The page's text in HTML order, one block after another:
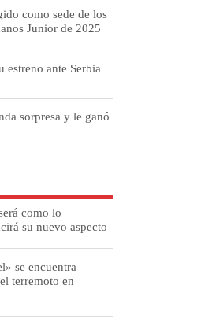
como sede de los
Junior de 2025
estreno ante Serbia
sorpresa y le ganó
como lo
su nuevo aspecto
se encuentra
terremoto en